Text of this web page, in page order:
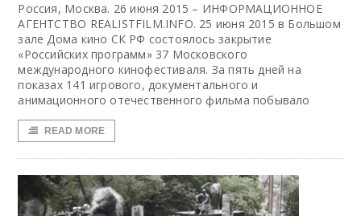
Россия, Москва. 26 июня 2015 – ИНФОРМАЦИОННОЕ
АГЕНТСТВО REALISTFILM.INFO. 25 июня 2015 в Большом
зале Дома кино СК РФ состоялось закрытие
«Российских программ» 37 Московского
международного кинофестиваля. За пять дней на
показах 141 игрового, документального и
анимационного отечественного фильма побывало
READ MORE